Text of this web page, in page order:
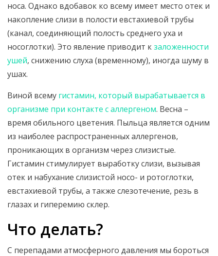
носа. Однако вдобавок ко всему имеет место отек и
накопление слизи в полости евстахиевой трубы
(канал, соединяющий полость среднего уха и
носоглотки). Это явление приводит кзаложенности
ушей, снижению слуха (временному), иногда шуму в
ушах.
Виной всему гистамин, который вырабатывается в
организме при контакте с аллергеном. Весна –
время обильного цветения. Пыльца является одним
из наиболее распространенных аллергенов,
проникающих в организм через слизистые.
Гистамин стимулирует выработку слизи, вызывая
отек и набухание слизистой носо- и ротоглотки,
евстахиевой трубы, а также слезотечение, резь в
глазах и гиперемию склер.
Что делать?
С перепадами атмосферного давления мы бороться